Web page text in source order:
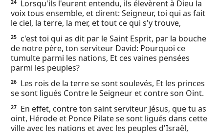
24
Lorsqu'ils l'eurent entendu, ils élevèrent à Dieu la
voix tous ensemble, et dirent: Seigneur, toi qui as fait
le ciel, la terre, la mer, et tout ce qui s'y trouve,
25
c'est toi qui as dit par le Saint Esprit, par la bouche
de notre père, ton serviteur David: Pourquoi ce
tumulte parmi les nations, Et ces vaines pensées
parmi les peuples?
26
Les rois de la terre se sont soulevés, Et les princes
se sont ligués Contre le Seigneur et contre son Oint.
27
En effet, contre ton saint serviteur Jésus, que tu as
oint, Hérode et Ponce Pilate se sont ligués dans cette
ville avec les nations et avec les peuples d'Israël,